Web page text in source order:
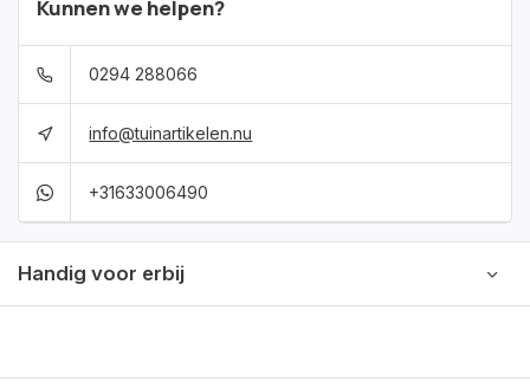
Kunnen we helpen?
0294 288066
info@tuinartikelen.nu
+31633006490
Handig voor erbij